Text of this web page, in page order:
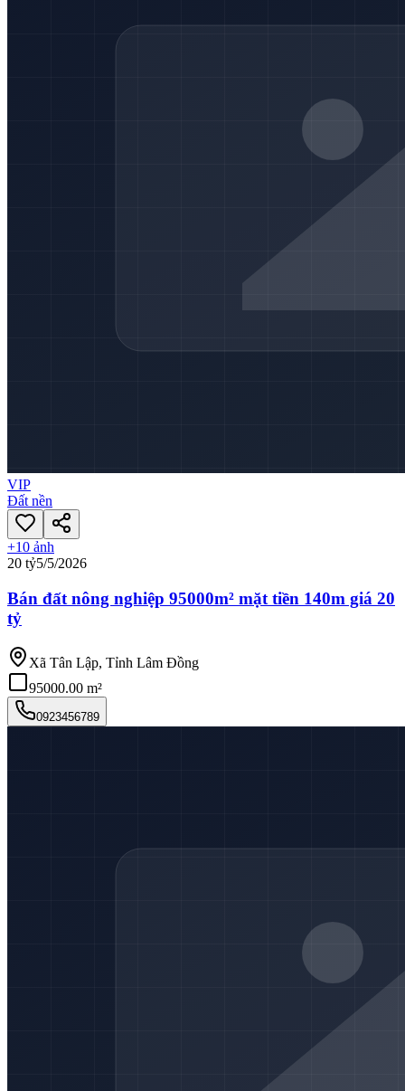
VIP
Đất nền
+10 ảnh
20 tỷ5/5/2026
Bán đất nông nghiệp 95000m² mặt tiền 140m giá 20
tỷ
Xã Tân Lập, Tỉnh Lâm Đồng
95000.00 m²
0923456789